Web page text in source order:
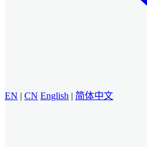
EN | CN English | 简体中文